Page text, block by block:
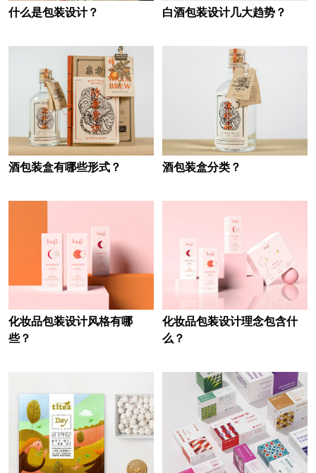
什么是包装设计？ 白酒包装设计几大趋势？
酒包装盒有哪些形式？ 酒包装盒分类？
化妆品包装设计风格有哪
些？
化妆品包装设计理念包含什
么？